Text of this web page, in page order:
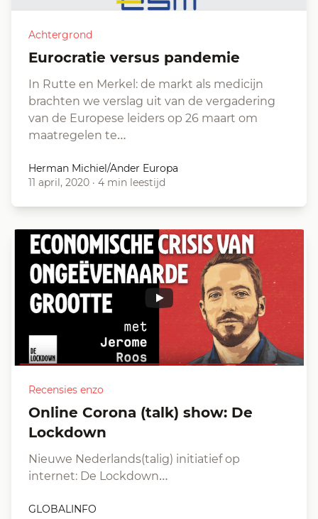
Achtergrond
Eurocratie versus pandemie
In Rutte en Merkel: de markt als medicijn
brachten we verslag uit van de vergadering
van de Europese leiders op 26 maart om
maatregelen te…
Herman Michiel/Ander Europa
11 april, 2020 · 4 min leestijd
Recensies enzo
Online Corona (talk) show: De
Lockdown
Nieuwe Nederlands(talig) initiatief op
internet: De Lockdown…
GLOBALINFO